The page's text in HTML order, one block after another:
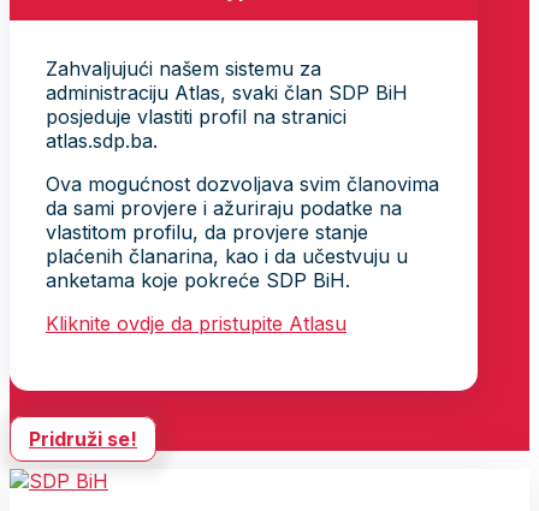
Zahvaljujući našem sistemu za
administraciju Atlas, svaki član SDP BiH
posjeduje vlastiti profil na stranici
atlas.sdp.ba.
Ova mogućnost dozvoljava svim članovima
da sami provjere i ažuriraju podatke na
vlastitom profilu, da provjere stanje
plaćenih članarina, kao i da učestvuju u
anketama koje pokreće SDP BiH.
Kliknite ovdje da pristupite Atlasu
Pridruži se!